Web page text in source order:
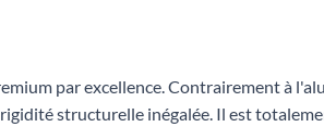
par excellence. Contrairement à
structurelle inégalée. Il est